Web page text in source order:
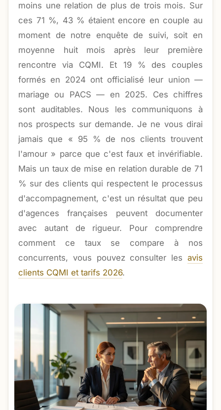
moins une relation de plus de trois mois. Sur
ces 71 %, 43 % étaient encore en couple au
moment de notre enquête de suivi, soit en
moyenne huit mois après leur première
rencontre via CQMI. Et 19 % des couples
formés en 2024 ont officialisé leur union —
mariage ou PACS — en 2025. Ces chiffres
sont auditables. Nous les communiquons à
nos prospects sur demande. Je ne vous dirai
jamais que « 95 % de nos clients trouvent
l'amour » parce que c'est faux et invérifiable.
Mais un taux de mise en relation durable de 71
% sur des clients qui respectent le processus
d'accompagnement, c'est un résultat que peu
d'agences françaises peuvent documenter
avec autant de rigueur. Pour comprendre
comment ce taux se compare à nos
concurrents, vous pouvez consulter les avis
clients CQMI et tarifs 2026.